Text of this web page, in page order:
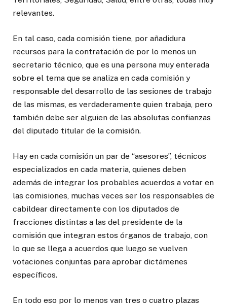
relevantes.
En tal caso, cada comisión tiene, por añadidura
recursos para la contratación de por lo menos un
secretario técnico, que es una persona muy enterada
sobre el tema que se analiza en cada comisión y
responsable del desarrollo de las sesiones de trabajo
de las mismas, es verdaderamente quien trabaja, pero
también debe ser alguien de las absolutas confianzas
del diputado titular de la comisión.
Hay en cada comisión un par de “asesores”, técnicos
especializados en cada materia, quienes deben
además de integrar los probables acuerdos a votar en
las comisiones, muchas veces ser los responsables de
cabildear directamente con los diputados de
fracciones distintas a las del presidente de la
comisión que integran estos órganos de trabajo, con
lo que se llega a acuerdos que luego se vuelven
votaciones conjuntas para aprobar dictámenes
específicos.
En todo eso por lo menos van tres o cuatro plazas